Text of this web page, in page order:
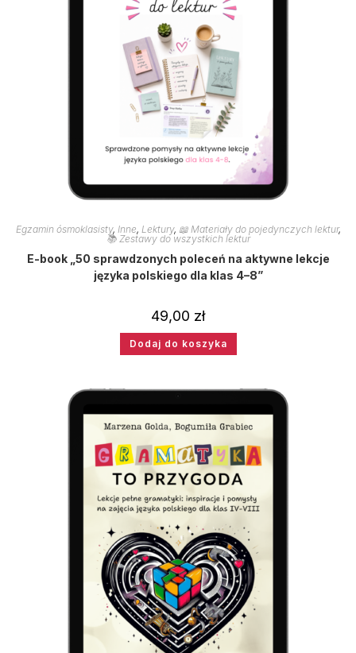
Egzamin ósmoklasisty, Inne, Lektury, 📖 Materiały do pojedynczych lektur,
📚 Zestawy do wszystkich lektur
E-book „50 sprawdzonych poleceń na aktywne lekcje
języka polskiego dla klas 4–8”
49,00 zł
Dodaj do koszyka